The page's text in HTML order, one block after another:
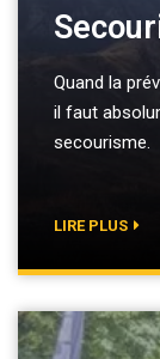
Quand la
il faut
secourisme.
LIRE PLUS